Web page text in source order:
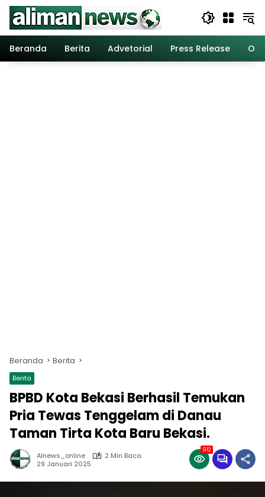
Langsung
konten
Beranda
Berita Advetorial Press Release
Beranda Berita
Berita
BPBD Kota Bekasi Berhasil Temukan
Pria Tewas Tenggelam di Danau
Taman Tirta Kota Baru Bekasi.
Alnews_online
2 Min Baca
29 Januari 2025
912